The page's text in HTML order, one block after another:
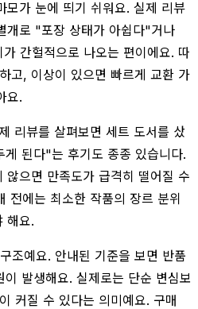
모가 눈에 띄기 쉬워요. 실제 리뷰
개로 "포장 상태가 아쉽다"거나
간헐적으로 나오는 편이에요. 따
고, 이상이 있으면 빠르게 교환 가
요.
리뷰를 살펴보면 세트 도서를 샀
된다"는 후기도 종종 있습니다.
으면 만족도가 급격히 떨어질 수
전에는 최소한 작품의 장르 분위
해요.
조예요. 안내된 기준을 보면 반품
발생해요. 실제로는 단순 변심보
커질 수 있다는 의미예요. 구매